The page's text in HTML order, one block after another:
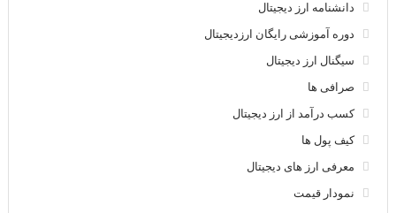
دانشنامه ارز دیجیتال
دوره آموزشی رایگان ارزدیجیتال
سیگنال ارز دیجیتال
صرافی ها
کسب درآمد از ارز دیجیتال
کیف پول ها
معرفی ارز های دیجیتال
نمودار قیمت